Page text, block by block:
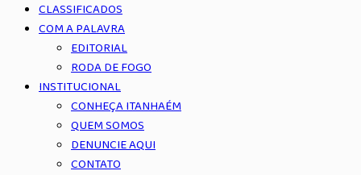
CLASSIFICADOS
COM A PALAVRA
EDITORIAL
RODA DE FOGO
INSTITUCIONAL
CONHEÇA ITANHAÉM
QUEM SOMOS
DENUNCIE AQUI
CONTATO